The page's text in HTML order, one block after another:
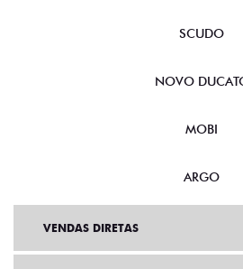
SCUDO
NOVO
MOBI
ARGO
VENDAS DIRETAS